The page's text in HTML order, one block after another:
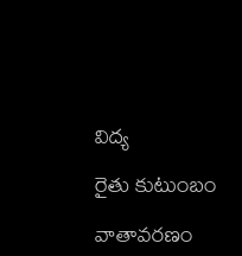
విద్య
రైతు కుటుంబం
వాతావరణం